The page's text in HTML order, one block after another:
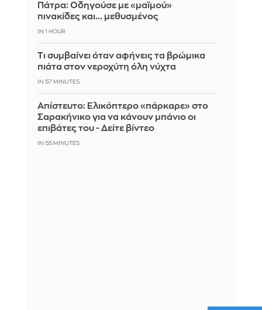
Πάτρα: Οδηγούσε με «μαϊμού»
πινακίδες και... μεθυσμένος
IN 1 HOUR
Τι συμβαίνει όταν αφήνεις τα βρώμικα
πιάτα στον νεροχύτη όλη νύχτα
IN 57 MINUTES
Απίστευτο: Ελικόπτερο «πάρκαρε» στο
Σαρακήνικο για να κάνουν μπάνιο οι
επιβάτες του - Δείτε βίντεο
IN 55 MINUTES